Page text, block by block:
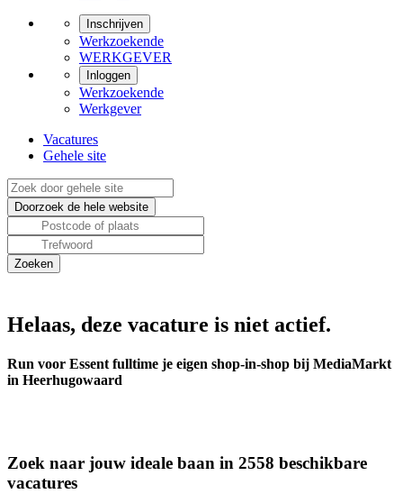
Inschrijven
Werkzoekende
WERKGEVER
Inloggen
Werkzoekende
Werkgever
Vacatures
Gehele site
Helaas, deze vacature is niet actief.
Run voor Essent fulltime je eigen shop-in-shop bij MediaMarkt
in Heerhugowaard
Zoek naar jouw ideale baan in 2558 beschikbare
vacatures